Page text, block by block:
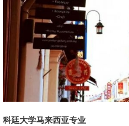
科廷大学马来西亚专业